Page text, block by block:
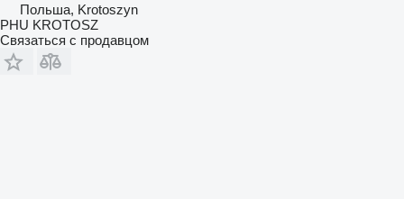
Польша, Krotoszyn
PHU KROTOSZ
Связаться с продавцом